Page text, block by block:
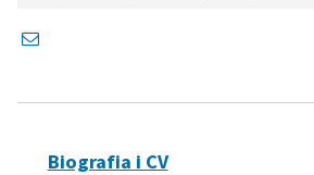
Biografia i CV